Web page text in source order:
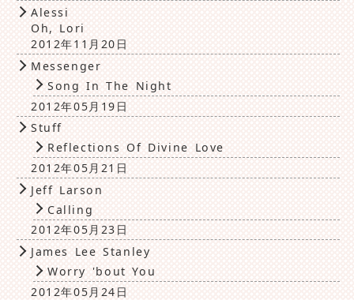
Alessi
Oh, Lori
2012年11月20日
Messenger
Song In The Night
2012年05月19日
Stuff
Reflections Of Divine Love
2012年05月21日
Jeff Larson
Calling
2012年05月23日
James Lee Stanley
Worry 'bout You
2012年05月24日